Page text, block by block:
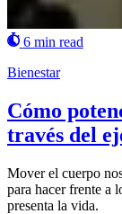
6 min read
Bienestar
Cómo
través del
Mover el cuerpo
para hacer frente a
presenta la vida.